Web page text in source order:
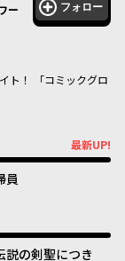
ー フォロー
ト！ 「コミックグロ
最新UP!
員
説の剣聖につき